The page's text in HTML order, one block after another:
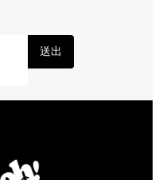
送出